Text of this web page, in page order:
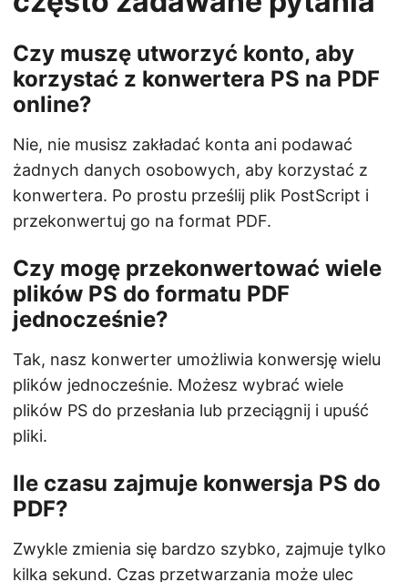
Czy muszę utworzyć konto, aby
korzystać z konwertera PS na PDF
online?
Nie, nie musisz zakładać konta ani podawać
żadnych danych osobowych, aby korzystać z
konwertera. Po prostu prześlij plik PostScript i
przekonwertuj go na format PDF.
Czy mogę przekonwertować wiele
plików PS do formatu PDF
jednocześnie?
Tak, nasz konwerter umożliwia konwersję wielu
plików jednocześnie. Możesz wybrać wiele
plików PS do przesłania lub przeciągnij i upuść
pliki.
Ile czasu zajmuje konwersja PS do
PDF?
Zwykle zmienia się bardzo szybko, zajmuje tylko
kilka sekund. Czas przetwarzania może ulec